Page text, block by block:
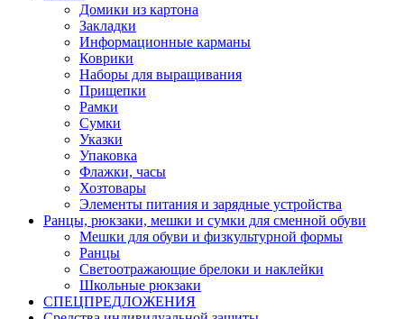
Домики из картона
Закладки
Информационные карманы
Коврики
Наборы для выращивания
Прищепки
Рамки
Сумки
Указки
Упаковка
Флажки, часы
Хозтовары
Элементы питания и зарядные устройства
Ранцы, рюкзаки, мешки и сумки для сменной обуви
Мешки для обуви и физкультурной формы
Ранцы
Светоотражающие брелоки и наклейки
Школьные рюкзаки
СПЕЦПРЕДЛОЖЕНИЯ